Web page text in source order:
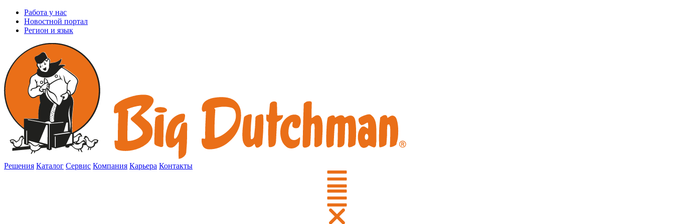
Работа у нас
Новостной портал
Регион и язык
Решения Каталог Сервис Компания Карьера Контакты